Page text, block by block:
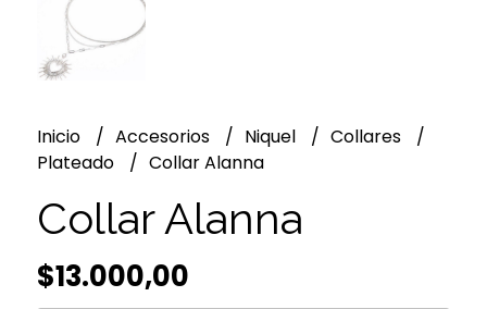
Inicio Accesorios Niquel
Collares
Plateado
Collar Alanna
Collar Alanna
$13.000,00